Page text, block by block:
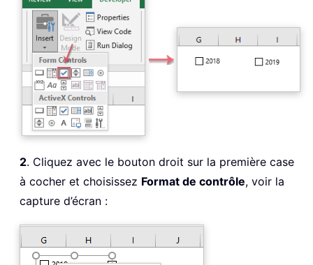
2. Cliquez avec le bouton droit sur la première case
à cocher et choisissez Format de contrôle, voir la
capture d’écran :